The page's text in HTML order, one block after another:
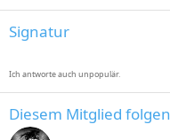
Signatur
Ich antworte auch unpopulär.
Diesem Mitglied folgen